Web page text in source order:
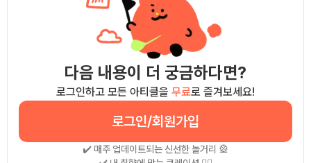
다음 내용이 더 궁금하다면?
로그인하고 모든 아티클을 무료로 즐겨보세요!
로그인/회원가입
✔️ 매주 업데이트되는 신선한 놀거리 🎡